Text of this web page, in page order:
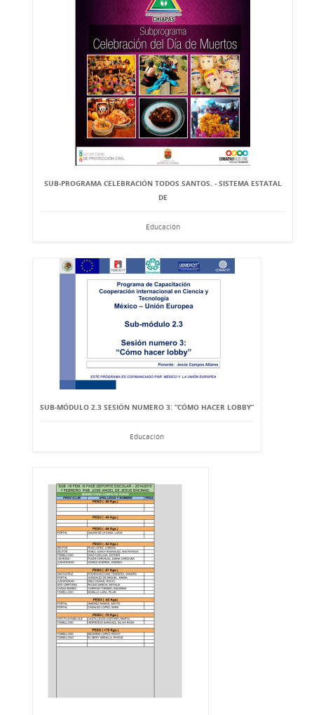
SUB-PROGRAMA CELEBRACIÓN TODOS SANTOS. - SISTEMA ESTATAL
DE
Educación
SUB-MÓDULO 2.3 SESIÓN NUMERO 3: “CÓMO HACER LOBBY”
Educación